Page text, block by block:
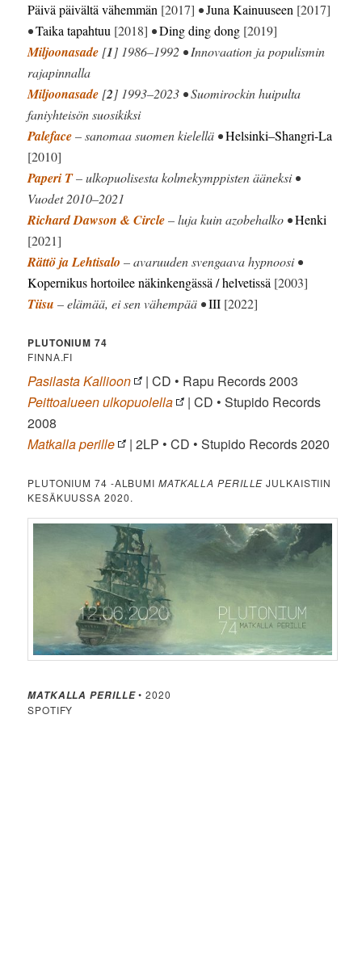
Päivä päivältä vähemmän [2017] •Juna Kainuuseen [2017]
•Taika tapahtuu [2018] •Ding ding dong [2019]
Miljoonasade [1] 1986–1992 • Innovaation ja populismin
rajapinnalla
Miljoonasade [2] 1993–2023 • Suomirockin huipulta
faniyhteisön suosikiksi
Paleface– sanomaa suomen kielellä •Helsinki–Shangri-La
[2010]
Paperi T– ulkopuolisesta kolmekymppisten ääneksi •
Vuodet 2010–2021
Richard Dawson & Circle– luja kuin azobehalko •Henki
[2021]
Rättö ja Lehtisalo – avaruuden svengaava hypnoosi •
Kopernikus hortoilee näkinkengässä / helvetissä [2003]
Tiisu – elämää, ei sen vähempää •III [2022]
PLUTONIUM 74
FINNA.FI
Pasilasta Kallioon
| CD • Rapu Records 2003
Peittoalueen ulkopuolella
| CD • Stupido Records
2008
Matkalla perille
| 2LP • CD • Stupido Records 2020
PLUTONIUM 74 -ALBUMI MATKALLA PERILLE JULKAISTIIN
KESÄKUUSSA 2020.
MATKALLA PERILLE• 2020
SPOTIFY